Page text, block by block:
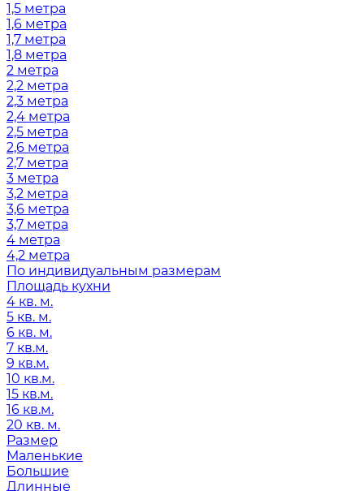
1,5 метра
1,6 метра
1,7 метра
1,8 метра
2 метра
2,2 метра
2,3 метра
2,4 метра
2,5 метра
2,6 метра
2,7 метра
3 метра
3,2 метра
3,6 метра
3,7 метра
4 метра
4,2 метра
По индивидуальным размерам
Площадь кухни
4 кв. м.
5 кв. м.
6 кв. м.
7 кв.м.
9 кв.м.
10 кв.м.
15 кв.м.
16 кв.м.
20 кв. м.
Размер
Маленькие
Большие
Длинные